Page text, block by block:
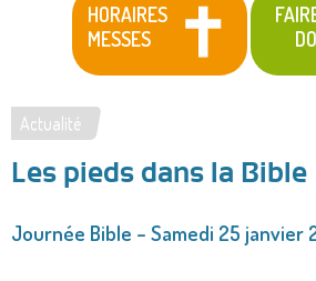
HORAIRES
MESSES
Vous
êtes
ici
Actualité
Les pieds dans la Bible
Journée Bible – Samedi 25 janvier